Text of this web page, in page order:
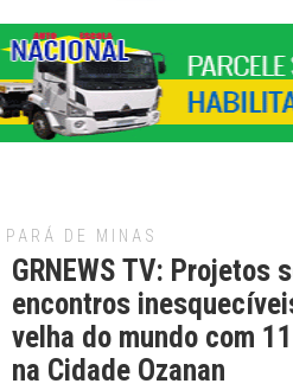
PARÁ DE MINAS
GRNEWS TV: Projetos
encontros
velha do mundo com
na Cidade Ozanan